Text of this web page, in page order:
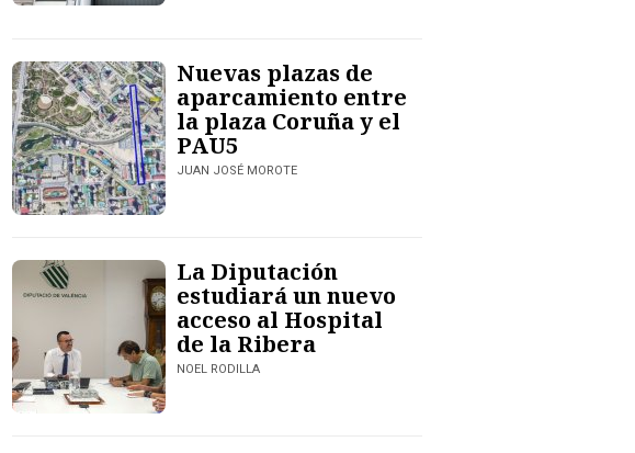
Nuevas plazas de
aparcamiento entre
la plaza Coruña y el
PAU5
JUAN JOSÉ MOROTE
La Diputación
estudiará un nuevo
acceso al Hospital
de la Ribera
NOEL RODILLA